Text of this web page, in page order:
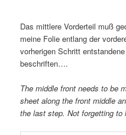
Das mittlere Vorderteil muß
meine Folie entlang der
vorherigen Schritt
beschriften….
The middle front needs to be
sheet along the front middle
the last step. Not forgetting